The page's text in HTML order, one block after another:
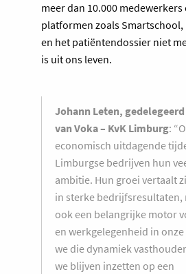
meer dan 10.000 medewerkers
platformen zoals
en het patiëntendossier niet
is uit ons leven.
Johann Leten,
van Voka – KvK Limburg:
economisch uitdagende
Limburgse bedrijven hun
ambitie. Hun groei vertaalt
in sterke bedrijfsresultaten,
ook een belangrijke motor
en werkgelegenheid in
we die dynamiek
we blijven inzetten op een